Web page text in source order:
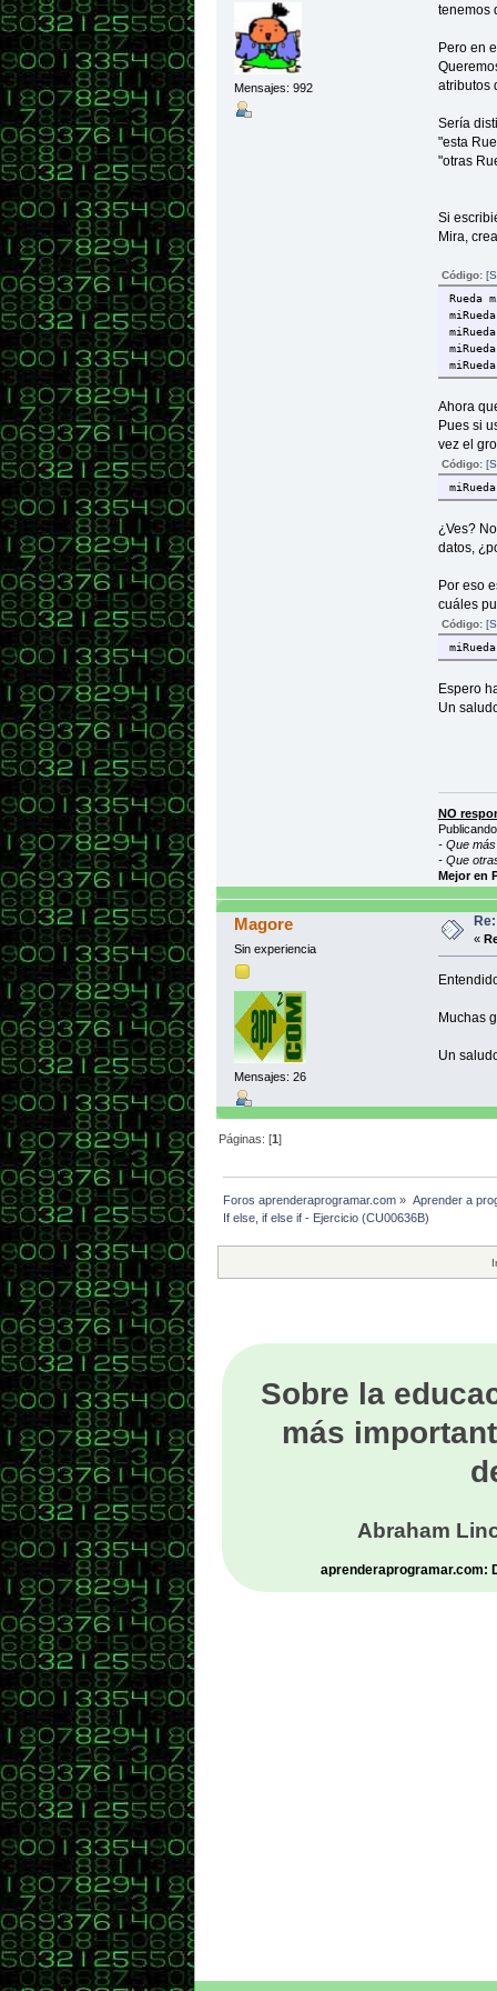
//
}
public
}
}
}
public
if
else
if
}
}
Mensajes: 992
tenemos
Pero en
atributos
Sería
"esta
"otras
Si
Mira,
Código:
Rueda
Ahora
Pues si
vez el
Código:
¿Ves?
datos,
Por eso
cuáles
Código:
Espero
Un
NO
- Que
- Que
Mejor en
Magore
Sin experiencia
Mensajes: 26
«
Muchas
Un
Páginas: [1]
Foros aprenderaprogramar.com » Aprender a
If else, if else if - Ejercicio (CU00636B)
Sobre la
más
Abraham
aprenderaprogramar.com: